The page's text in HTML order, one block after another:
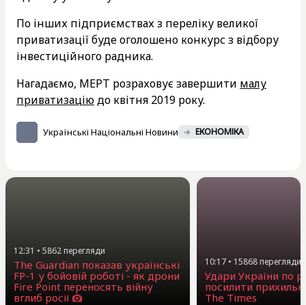
По інших підприємствах з переліку великої
приватизації буде оголошено конкурс з відбору
інвестиційного радника.
Нагадаємо, МЕРТ розраховує завершити малу
приватизаціюдо квітня 2019 року.
Українські Національні Новини ЕКОНОМІКА
12:31 • 5862перегляди
The Guardian показав українські
FP-1 у бойовій роботі - як дрони
Fire Point переносять війну
вглиб росії
10:17 • 15868перегляди
Удари України по
посилити
The Times